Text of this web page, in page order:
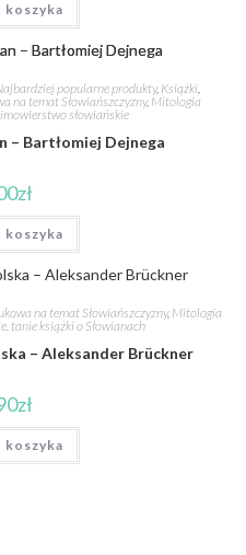
koszyka
popularne produkty, Książki,
na temat Słowiańszczyzny, Mitologia
słowiańskie
– Bartłomiej Dejnega
zł
koszyka
na temat Słowiańszczyzny, Mitologia
tanie książki o Słowianach
– Aleksander Brückner
zł
koszyka